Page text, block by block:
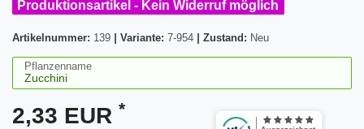
Produktionsartikel - Kein Widerruf möglich
Artikelnummer: 139 Variante: 7-954 Zustand: Neu
Pflanzenname
2,33 EUR *